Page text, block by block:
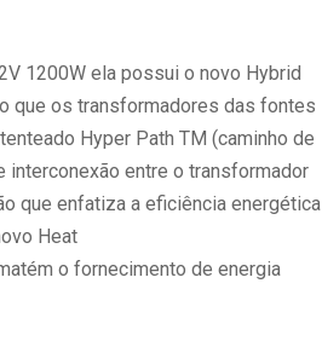
1200W ela possui o novo Hybrid
que os transformadores das fontes
Hyper Path TM (caminho de
entre o transformador
que enfatiza a eficiência energética
Heat
o fornecimento de energia